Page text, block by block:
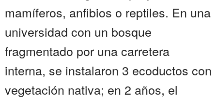
mamíferos, anfibios o reptiles. En una
universidad con un bosque
fragmentado por una carretera
interna, se instalaron 3 ecoductos con
vegetación nativa; en 2 años, el